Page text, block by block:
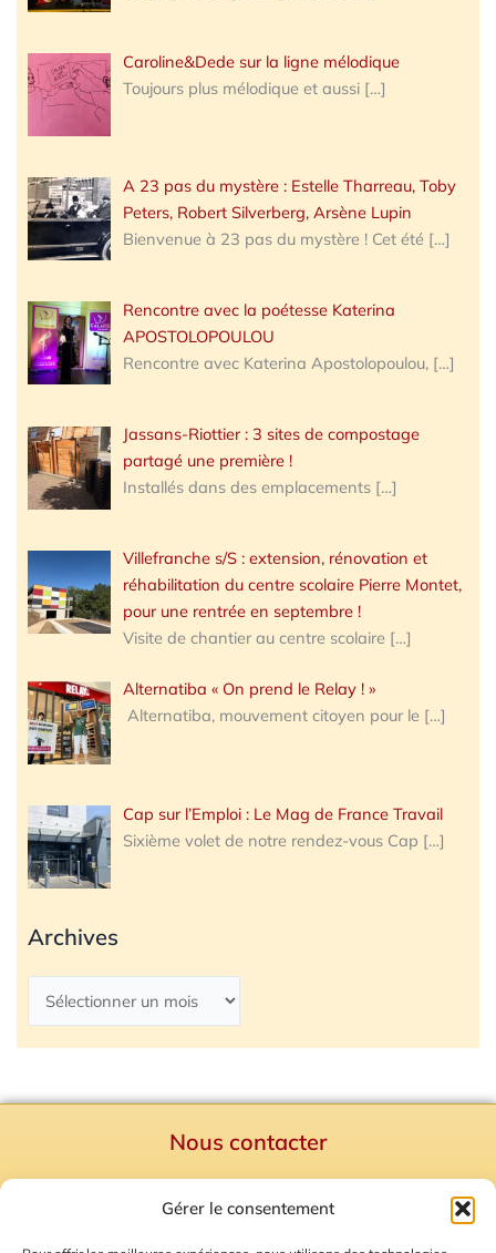
Gérer le consentement
Caroline&Dede sur la ligne mélodique
Toujours plus mélodique et aussi […]
A 23 pas du mystère : Estelle Tharreau, Toby
Peters, Robert Silverberg, Arsène Lupin
Bienvenue à 23 pas du mystère ! Cet été […]
Rencontre avec la poétesse Katerina
APOSTOLOPOULOU
Rencontre avec Katerina Apostolopoulou, […]
Jassans-Riottier : 3 sites de compostage
partagé une première !
Installés dans des emplacements […]
Villefranche s/S : extension, rénovation et
réhabilitation du centre scolaire Pierre Montet,
pour une rentrée en septembre !
Visite de chantier au centre scolaire […]
Alternatiba « On prend le Relay ! »
Alternatiba, mouvement citoyen pour le […]
Cap sur l’Emploi : Le Mag de France Travail
Sixième volet de notre rendez-vous Cap […]
Archives
Nous contacter
Mentions Légales
Plan du site